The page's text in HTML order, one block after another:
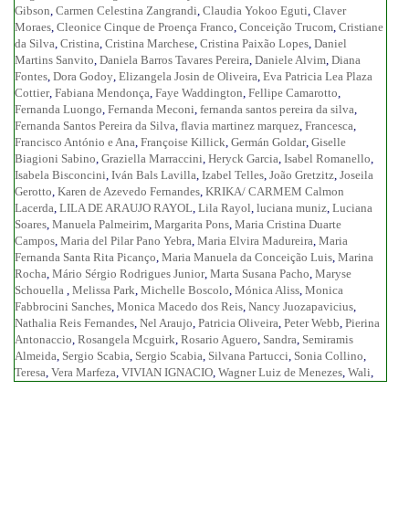
Gibson, Carmen Celestina Zangrandi, Claudia Yokoo Eguti, Claver
Moraes, Cleonice Cinque de Proença Franco, Conceição Trucom, Cristiane
da Silva, Cristina, Cristina Marchese, Cristina Paixão Lopes, Daniel
Martins Sanvito, Daniela Barros Tavares Pereira, Daniele Alvim, Diana
Fontes, Dora Godoy, Elizangela Josin de Oliveira, Eva Patricia Lea Plaza
Cottier, Fabiana Mendonça, Faye Waddington, Fellipe Camarotto,
Fernanda Luongo, Fernanda Meconi, fernanda santos pereira da silva,
Fernanda Santos Pereira da Silva, flavia martinez marquez, Francesca,
Francisco António e Ana, Françoise Killick, Germán Goldar, Giselle
Biagioni Sabino, Graziella Marraccini, Heryck Garcia, Isabel Romanello,
Isabela Bisconcini, Iván Bals Lavilla, Izabel Telles, João Gretzitz, Joseila
Gerotto, Karen de Azevedo Fernandes, KRIKA/ CARMEM Calmon
Lacerda, LILA DE ARAUJO RAYOL, Lila Rayol, luciana muniz, Luciana
Soares, Manuela Palmeirim, Margarita Pons, Maria Cristina Duarte
Campos, Maria del Pilar Pano Yebra, Maria Elvira Madureira, Maria
Fernanda Santa Rita Picanço, Maria Manuela da Conceição Luis, Marina
Rocha, Mário Sérgio Rodrigues Junior, Marta Susana Pacho, Maryse
Schouella , Melissa Park, Michelle Boscolo, Mónica Aliss, Monica
Fabbrocini Sanches, Monica Macedo dos Reis, Nancy Juozapavicius,
Nathalia Reis Fernandes, Nel Araujo, Patricia Oliveira, Peter Webb, Pierina
Antonaccio, Rosangela Mcguirk, Rosario Aguero, Sandra, Semiramis
Almeida, Sergio Scabia, Sergio Scabia, Silvana Partucci, Sonia Collino,
Teresa, Vera Marfeza, VIVIAN IGNACIO, Wagner Luiz de Menezes, Wali,